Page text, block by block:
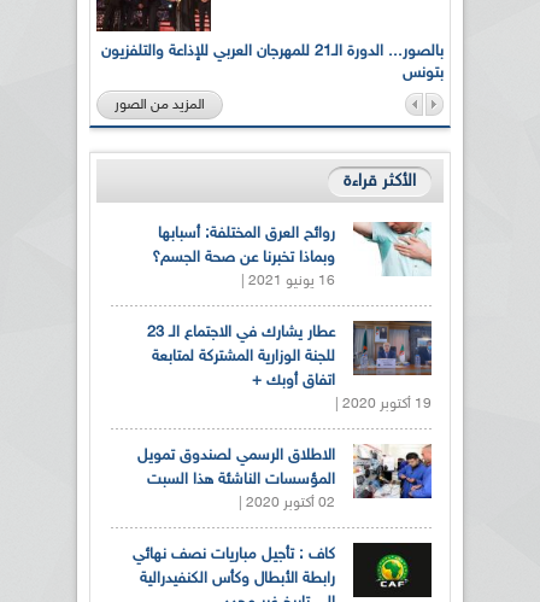
بالصور... الدورة الـ21 للمهرجان العربي للإذاعة والتلفزيون
بتونس
المزيد من الصور
الأكثر قراءة
روائح العرق المختلفة: أسبابها
وبماذا تخبرنا عن صحة الجسم؟
16 يونيو 2021 |
عطار يشارك في الاجتماع الـ 23
للجنة الوزارية المشتركة لمتابعة
اتفاق أوبك +
19 أكتوبر 2020 |
الاطلاق الرسمي لصندوق تمويل
المؤسسات الناشئة هذا السبت
02 أكتوبر 2020 |
كاف : تأجيل مباريات نصف نهائي
رابطة الأبطال وكأس الكنفيدرالية